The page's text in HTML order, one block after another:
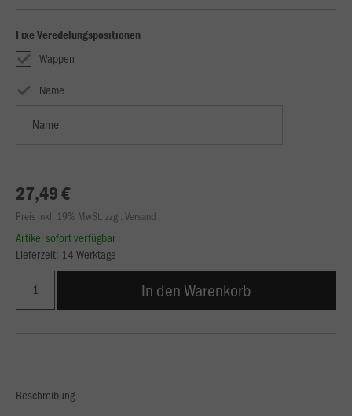
Fixe Veredelungspositionen
Wappen
Name
27,49 €
Preis inkl. 19% MwSt. zzgl. Versand
Artikel sofort verfügbar
Lieferzeit: 14 Werktage
In den Warenkorb
Beschreibung